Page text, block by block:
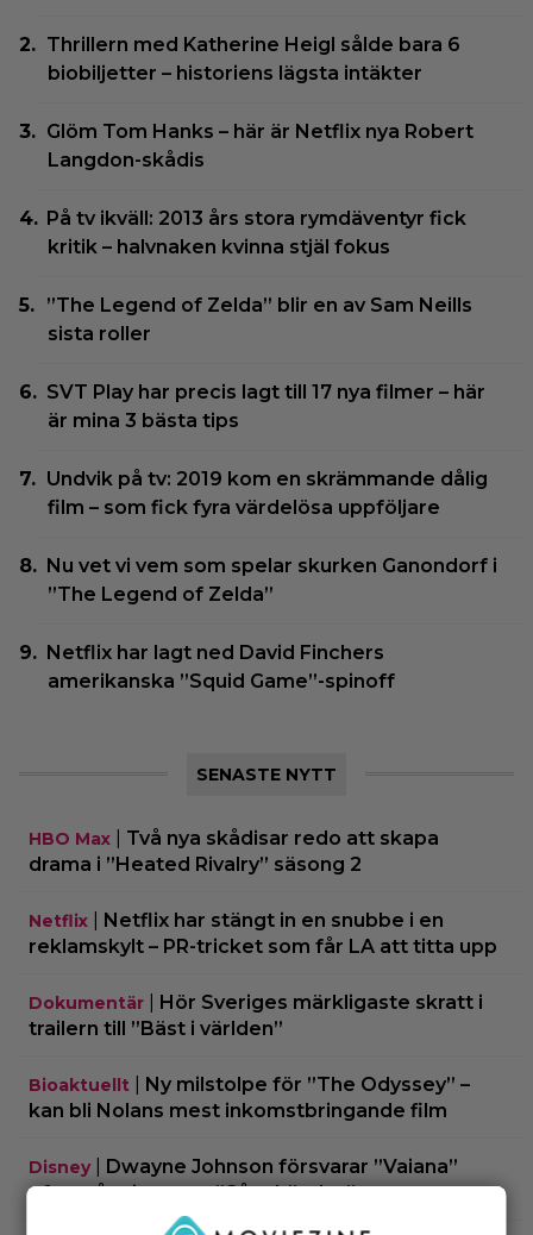
Thrillern med Katherine Heigl sålde bara 6
biobiljetter – historiens lägsta intäkter
Glöm Tom Hanks – här är Netflix nya Robert
Langdon-skådis
På tv ikväll: 2013 års stora rymdäventyr fick
kritik – halvnaken kvinna stjäl fokus
”The Legend of Zelda” blir en av Sam Neills
sista roller
SVT Play har precis lagt till 17 nya filmer – här
är mina 3 bästa tips
Undvik på tv: 2019 kom en skrämmande dålig
film – som fick fyra värdelösa uppföljare
Nu vet vi vem som spelar skurken Ganondorf i
”The Legend of Zelda”
Netflix har lagt ned David Finchers
amerikanska ”Squid Game”-spinoff
SENASTE NYTT
HBO Max
Två nya skådisar redo att skapa
drama i ”Heated Rivalry” säsong 2
Netflix
Netflix har stängt in en snubbe i en
reklamskylt – PR-tricket som får LA att titta upp
Dokumentär
Hör Sveriges märkligaste skratt i
trailern till ”Bäst i världen”
Bioaktuellt
Ny milstolpe för ”The Odyssey” –
kan bli Nolans mest inkomstbringande film
Disney|
Dwayne Johnson försvarar ”Vaiana”
efter sågningarna: ”Sånt händer”